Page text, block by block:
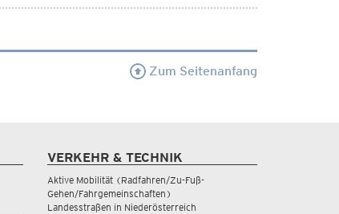
Zum Seitenanfang
VERKEHR & TECHNIK
Aktive Mobilität (Radfahren/Zu-Fuß-
Gehen/Fahrgemeinschaften)
Landesstraßen in Niederösterreich